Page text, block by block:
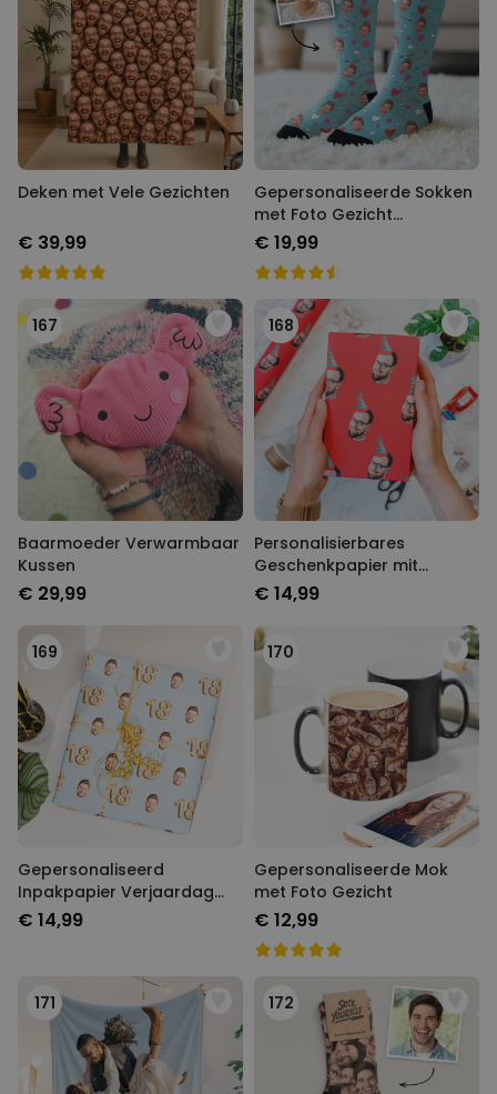
Deken met Vele Gezichten
€ 39,99
Gepersonaliseerde Sokken
met Foto Gezicht
Romantisch
€ 19,99
167
Baarmoeder Verwarmbaar
Kussen
€ 29,99
168
Personalisierbares
Geschenkpapier mit
Gesicht und Partyhut
€ 14,99
169
Gepersonaliseerd
Inpakpapier Verjaardag
met Foto Gezicht
€ 14,99
170
Gepersonaliseerde Mok
met Foto Gezicht
€ 12,99
171 172